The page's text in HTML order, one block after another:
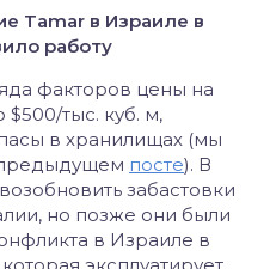
Tamar в Израиле в
работу
факторов цены на
тыс. куб. м,
в хранилищах (мы
посте). В
забастовки
но позже они были
в Израиле в